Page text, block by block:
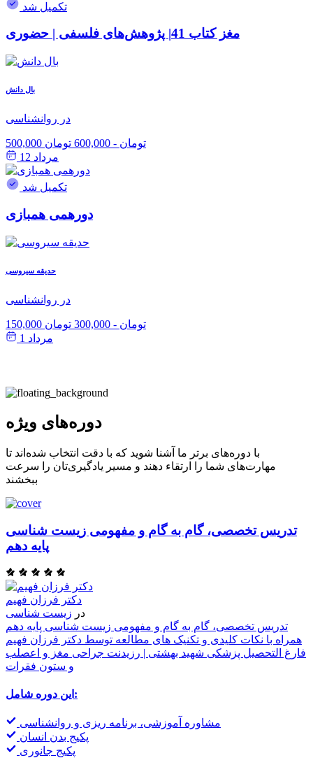
تکمیل شد
مغز کتاب 41| پژوهش‌های فلسفی | حضوری
بال دانش
در روانشناسی
500,000 تومان - 600,000 تومان
مرداد 12
تکمیل شد
دورهمی همبازی
حدیقه سیروسی
در روانشناسی
150,000 تومان - 300,000 تومان
مرداد 1
دوره‌های ویژه
با دوره‌های برتر ما آشنا شوید که با دقت انتخاب شده‌اند تا
مهارت‌های شما را ارتقاء دهند و مسیر یادگیری‌تان را سرعت
ببخشند
تدریس تخصصی، گام به گام و مفهومی زیست شناسی
پایه دهم
دکتر فرزان فهیم
در زیست شناسی
تدریس تخصصی، گام به گام و مفهومی زیست شناسی پایه دهم
همراه با نکات کلیدی و تکنیک های مطالعه توسط دکتر فرزان فهیم
فارغ التحصیل پزشکی شهید بهشتی | رزیدنت جراحی مغز و اعصلب
و ستون فقرات
این دوره شامل:
مشاوره آموزشی، برنامه ریزی و روانشناسی
پکیج بدن انسان
پکیج جانوری